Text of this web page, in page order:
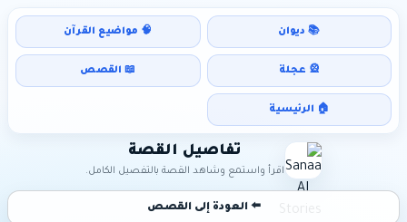
📚 ديوان 🧠 مواضيع القرآن
🎡 عجلة 📖 القصص
🏠 الرئيسية
تفاصيل القصة
اقرأ واستمع وشاهد القصة بالتفصيل الكامل.
⬅️ العودة إلى القصص